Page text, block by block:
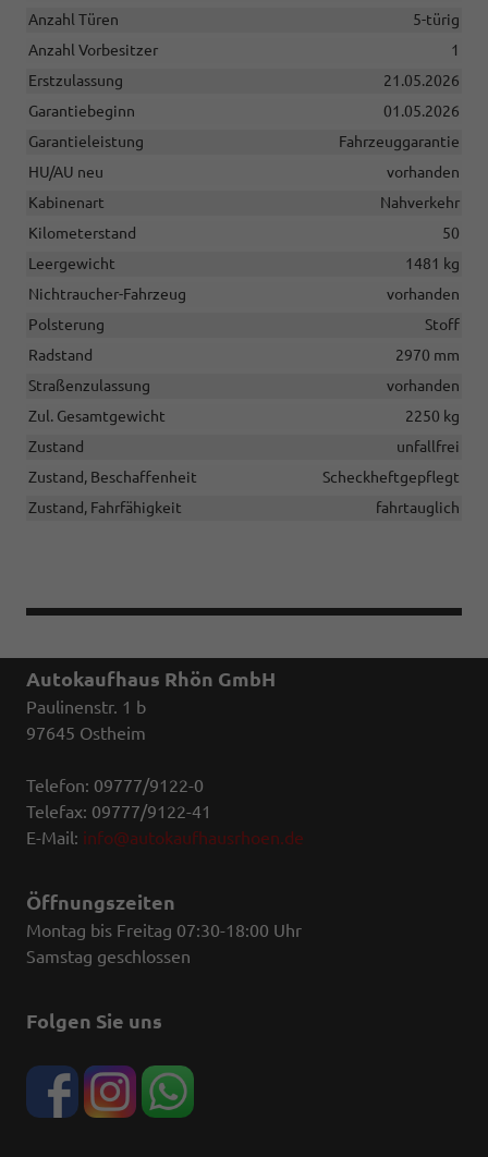
Anzahl Türen
5-türig
Anzahl Vorbesitzer
1
Erstzulassung
21.05.2026
Garantiebeginn
01.05.2026
Garantieleistung
Fahrzeuggarantie
HU/AU neu
vorhanden
Kabinenart
Nahverkehr
Kilometerstand
50
Leergewicht
1481 kg
Nichtraucher-Fahrzeug
vorhanden
Polsterung
Stoff
Radstand
2970 mm
Straßenzulassung
vorhanden
Zul. Gesamtgewicht
2250 kg
Zustand
unfallfrei
Zustand, Beschaffenheit
Scheckheftgepflegt
Zustand, Fahrfähigkeit
fahrtauglich
Autokaufhaus Rhön GmbH
Paulinenstr. 1 b
97645 Ostheim
Telefon: 09777/9122-0
Telefax: 09777/9122-41
E-Mail: info@autokaufhausrhoen.de
Öffnungszeiten
Montag bis Freitag 07:30-18:00 Uhr
Samstag geschlossen
Folgen Sie uns